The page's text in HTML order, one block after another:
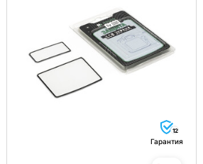
12
Гарантия